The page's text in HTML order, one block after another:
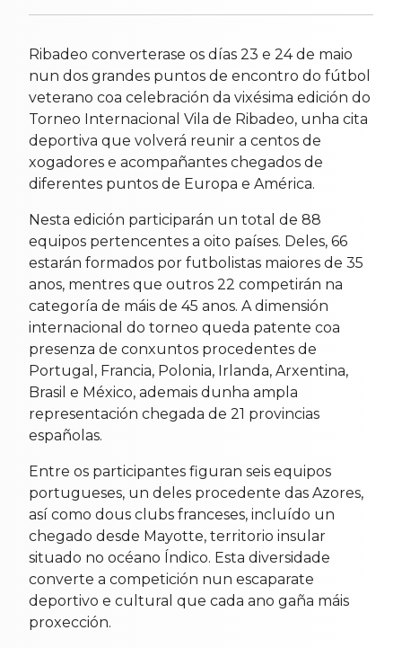
Ribadeo converterase os días 23 e 24 de maio
nun dos grandes puntos de encontro do fútbol
veterano coa celebración da vixésima edición do
Torneo Internacional Vila de Ribadeo, unha cita
deportiva que volverá reunir a centos de
xogadores e acompañantes chegados de
diferentes puntos de Europa e América.
Nesta edición participarán un total de 88
equipos pertencentes a oito países. Deles, 66
estarán formados por futbolistas maiores de 35
anos, mentres que outros 22 competirán na
categoría de máis de 45 anos. A dimensión
internacional do torneo queda patente coa
presenza de conxuntos procedentes de
Portugal, Francia, Polonia, Irlanda, Arxentina,
Brasil e México, ademais dunha ampla
representación chegada de 21 provincias
españolas.
Entre os participantes figuran seis equipos
portugueses, un deles procedente das Azores,
así como dous clubs franceses, incluído un
chegado desde Mayotte, territorio insular
situado no océano Índico. Esta diversidade
converte a competición nun escaparate
deportivo e cultural que cada ano gaña máis
proxección.